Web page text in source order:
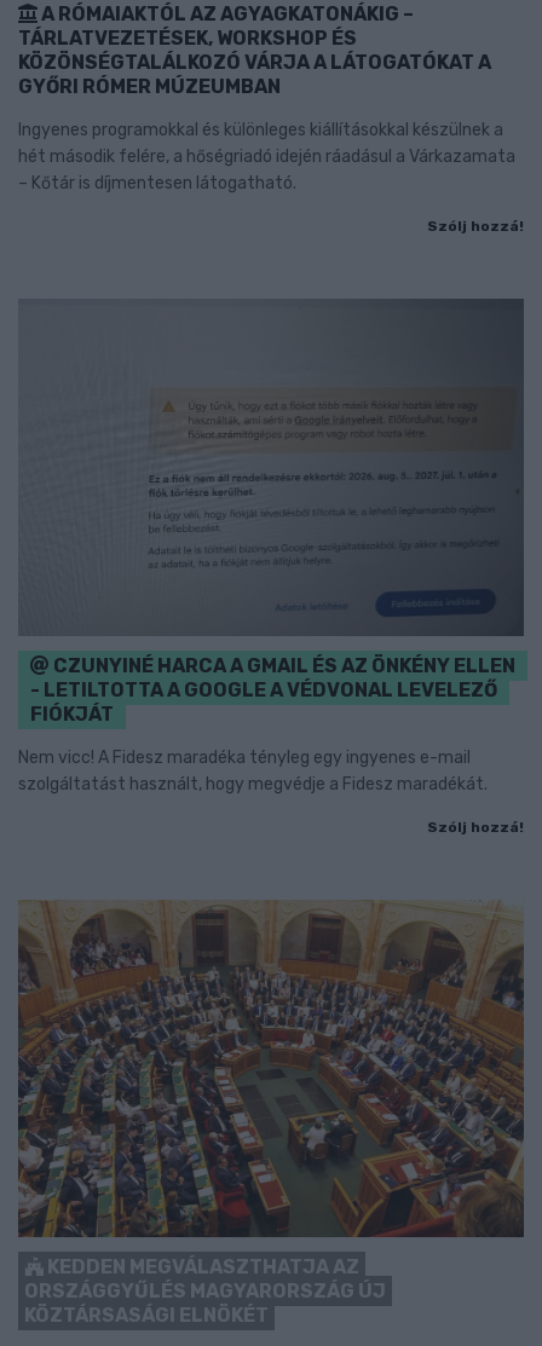
A RÓMAIAKTÓL AZ AGYAGKATONÁKIG –
TÁRLATVEZETÉSEK, WORKSHOP ÉS
KÖZÖNSÉGTALÁLKOZÓ VÁRJA A LÁTOGATÓKAT A
GYŐRI RÓMER MÚZEUMBAN
Ingyenes programokkal és különleges kiállításokkal készülnek a
hét második felére, a hőségriadó idején ráadásul a Várkazamata
– Kőtár is díjmentesen látogatható.
Szólj hozzá!
CZUNYINÉ HARCA A GMAIL ÉS AZ ÖNKÉNY ELLEN
- LETILTOTTA A GOOGLE A VÉDVONAL LEVELEZŐ
FIÓKJÁT
Nem vicc! A Fidesz maradéka tényleg egy ingyenes e-mail
szolgáltatást használt, hogy megvédje a Fidesz maradékát.
Szólj hozzá!
KEDDEN MEGVÁLASZTHATJA AZ
ORSZÁGGYŰLÉS MAGYARORSZÁG ÚJ
KÖZTÁRSASÁGI ELNÖKÉT